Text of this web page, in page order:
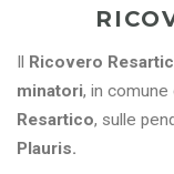
Ricovero
minatori, in comune
Resartico, sulle
Plauris.